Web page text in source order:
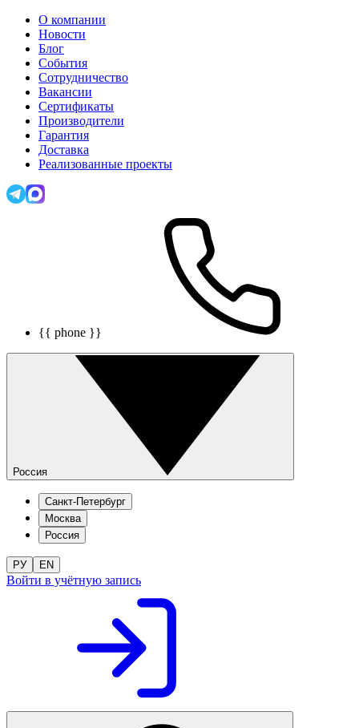
О компании
Новости
Блог
События
Сотрудничество
Вакансии
Сертификаты
Производители
Гарантия
Доставка
Реализованные проекты
{{ phone }}
Россия
Санкт-Петербург
Москва
Россия
РУ EN
Войти в учётную запись